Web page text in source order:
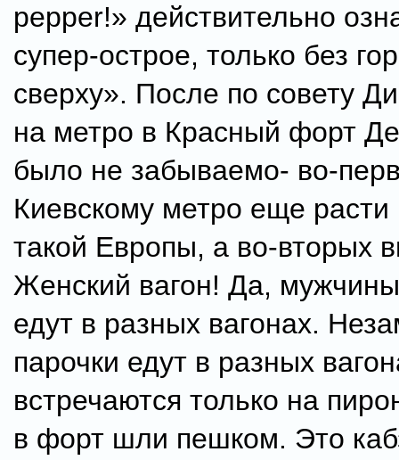
pеpper!» действительно
супер-острое, только без
сверху». После по совету
на метро в Красный форт
было не забываемо- во-
Киевскому метро еще расти
такой Европы, а во-вторых
Женский вагон! Да,
едут в разных вагонах.
парочки едут в разных
встречаются только на
в форт шли пешком. Это